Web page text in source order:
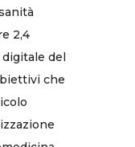
2,4
del
che